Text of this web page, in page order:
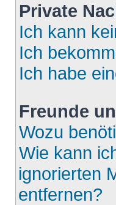
Private
Ich kann
Ich
Ich habe
Freunde
Wozu
Wie kann
ignorierten
entfernen?